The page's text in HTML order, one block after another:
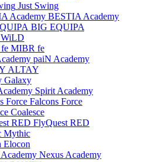
Just Swing
BESTIA Academy
BIG EQUIPA
WiLD
MIBR fe
paiN Academy
ALTAY
Galaxy
Spirit Academy
Falcons Force
Coalesce
FlyQuest RED
Mythic
Elocon
Nexus Academy